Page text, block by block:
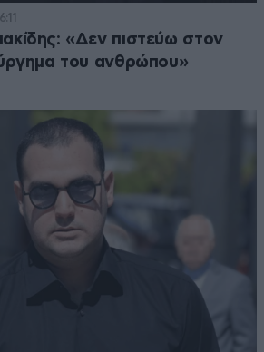
«Δεν πιστεύω στον
του ανθρώπου»